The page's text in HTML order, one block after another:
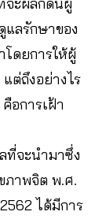
จะผลักดันผู้
แลรักษาของ
ดยการให้ผู้
ต่ถึงอย่างไร
อการเฝ้า
ที่จะนำมาซึ่ง
ภาพจิต พ.ศ.
ได้มีการ